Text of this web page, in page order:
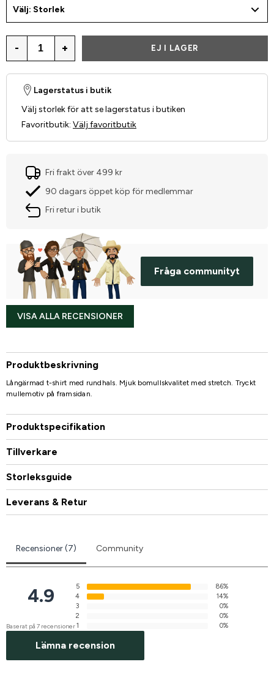
Välj: Storlek
- + EJ I LAGER
Lagerstatus i butik
Välj storlek för att se lagerstatus i butiken
Favoritbutik: Välj favoritbutik
Fri frakt över 499 kr
90 dagars öppet köp för medlemmar
Fri retur i butik
Fråga communityt
VISA ALLA RECENSIONER
Produktbeskrivning
Långärmad t-shirt med rundhals. Mjuk bomullskvalitet med stretch. Tryckt
mullemotiv på framsidan.
Produktspecifikation
Tillverkare
Storleksguide
Leverans & Retur
Recensioner (7) Community
4.9
Baserat på 7 recensioner
5
86%
4
14%
3
0%
2
0%
1
0%
Lämna recension